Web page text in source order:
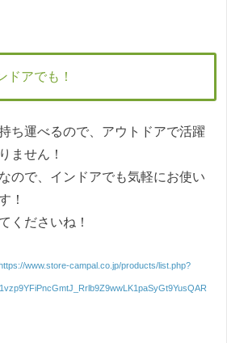
ドアでも！
ち運べるので、アウトドアで活躍
ません！
ので、インドアでも気軽にお使い
！
くださいね！
www.store-campal.co.jp/products/list.php?